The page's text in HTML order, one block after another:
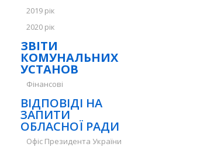
2019 рік
2020 рік
ЗВІТИ
КОМУНАЛЬНИХ
УСТАНОВ
Фінансові
ВІДПОВІДІ НА
ЗАПИТИ
ОБЛАСНОЇ РАДИ
Офіс Президента України